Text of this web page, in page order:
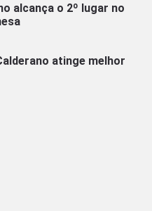
alcança o 2º lugar no
atinge melhor